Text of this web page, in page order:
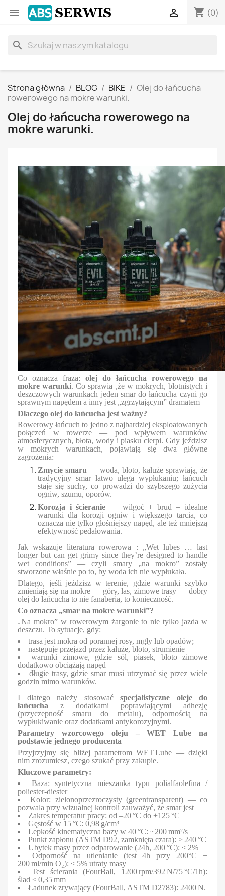
 shopping_cart (0)

search
Strona główna BLOG BIKE
Olej do łańcucha
rowerowego na mokre warunki.
Olej do łańcucha rowerowego na
mokre warunki.
Co oznacza fraza: olej do łańcucha rowerowego na
mokre warunki. Co sprawia ,że w mokrych, błotnistych i
deszczowych warunkach jeden smar do łańcucha czyni go
sprawnym napędem a inny jest „zgrzytającym” dramatem
Dlaczego olej do łańcucha jest ważny?
Rowerowy łańcuch to jedno z najbardziej eksploatowanych
połączeń w rowerze — pod wpływem warunków
atmosferycznych, błota, wody i piasku cierpi. Gdy jeździsz
w mokrych warunkach, pojawiają się dwa główne
zagrożenia:
Zmycie smaru — woda, błoto, kałuże sprawiają, że
tradycyjny smar łatwo ulega wypłukaniu; łańcuch
staje się suchy, co prowadzi do szybszego zużycia
ogniw, szumu, oporów.
Korozja i ścieranie — wilgoć + brud = idealne
warunki dla korozji ogniw i większego tarcia, co
oznacza nie tylko głośniejszy napęd, ale też mniejszą
efektywność pedałowania.
Jak wskazuje literatura rowerowa : „Wet lubes … last
longer but can get grimy since they’re designed to handle
wet conditions” — czyli smary „na mokro” zostały
stworzone właśnie po to, by woda ich nie wypłukała.
Dlatego, jeśli jeździsz w terenie, gdzie warunki szybko
zmieniają się na mokre — góry, las, zimowe trasy — dobry
olej do łańcucha to nie fanaberia, to konieczność.
Co oznacza „smar na mokre warunki”?
„Na mokro” w rowerowym żargonie to nie tylko jazda w
deszczu. To sytuacje, gdy:
trasa jest mokra od porannej rosy, mgły lub opadów;
następuje przejazd przez kałuże, błoto, strumienie
warunki zimowe, gdzie sól, piasek, błoto zimowe
dodatkowo obciążają napęd
długie trasy, gdzie smar musi utrzymać się przez wiele
godzin mimo warunków.
I dlatego należy stosować specjalistyczne oleje do
łańcucha z dodatkami poprawiającymi adhezję
(przyczepność smaru do metalu), odpornością na
wypłukiwanie oraz dodatkami antykorozyjnymi.
Parametry wzorcowego oleju – WET Lube na
podstawie jednego producenta
Przyjrzyjmy się bliżej parametrom WET Lube — dzięki
nim zrozumiesz, czego szukać przy zakupie.
Kluczowe parametry:
Baza: syntetyczna mieszanka typu polialfaolefina /
poliester-diester
Kolor: zielonoprzezroczysty (greentransparent) — co
pozwala przy wizualnej kontroli zauważyć, że smar jest
Zakres temperatur pracy: od –20 °C do +125 °C
Gęstość w 15 °C: 0,98 g/cm³
Lepkość kinematyczna bazy w 40 °C: ~200 mm²/s
Punkt zapłonu (ASTM D92, zamknięta czara): > 240 °C
Ubytek masy przez odparowanie (24h, 200 °C): < 2%
Odporność na utlenianie (test 4h przy 200°C +
200 ml/min O₂): < 5% utraty masy
Test ścierania (FourBall, 1200 rpm/392 N/75 °C/1h):
ślad < 0,35 mm
Ładunek zrywający (FourBall, ASTM D2783): 2400 N.